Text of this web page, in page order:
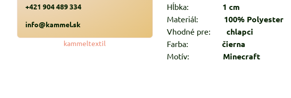
Hĺbka: 1 cm
Materiál: 100% Polyester
Vhodné pre: chlapci
Farba: čierna
Motív: Minecraft
+421 904 489 334
info@kammel.sk
kammeltextil